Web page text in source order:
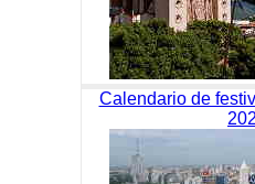
Calendario de